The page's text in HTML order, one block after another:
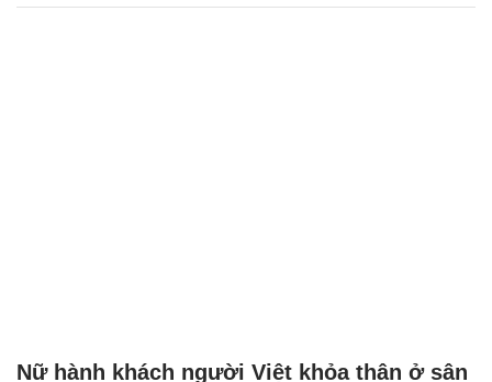
Nữ hành khách người Việt khỏa thân ở sân